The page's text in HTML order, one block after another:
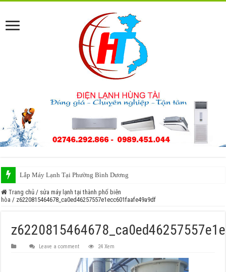
Lắp Máy Lạnh Tại Phường Bình Dương
Trang chủ / sửa máy lạnh tại thành phố biên
hòa / z6220815464678_ca0ed46257557e1ecc601faafe49a9df
Leave a comment 24 Xem